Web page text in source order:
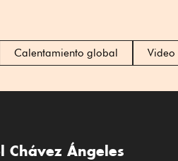
Calentamiento global Video
Chávez Ángeles